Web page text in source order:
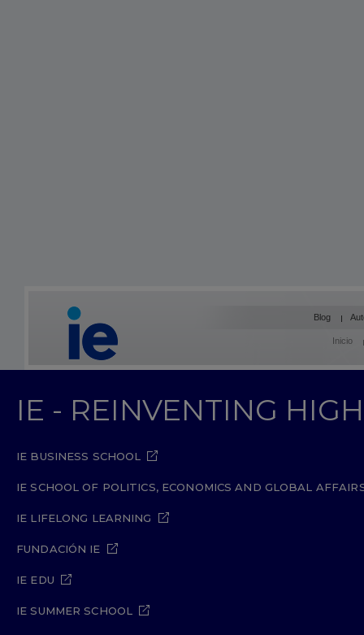
Blog
Inicio
IE - REINVENTING
IE BUSINESS SCHOOL
IE SCHOOL OF POLITICS, ECONOMICS AND GLOBAL
IE LIFELONG LEARNING
FUNDACIÓN IE
IE EDU
IE SUMMER SCHOOL